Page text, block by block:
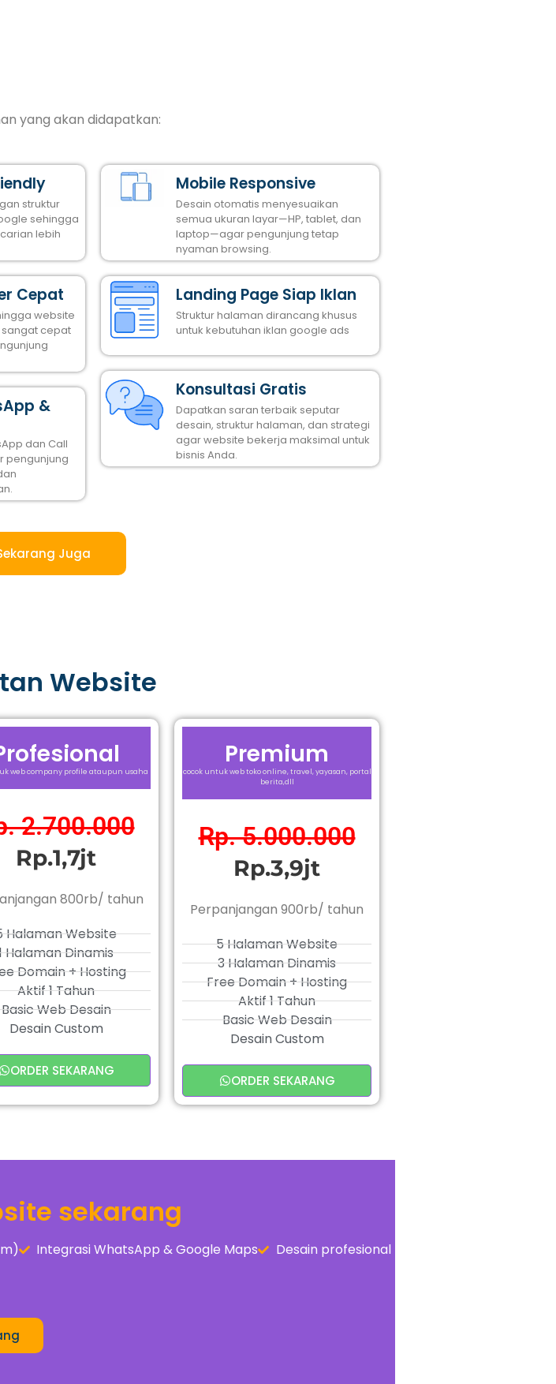
yang akan didapatkan:
struktur
sehingga
lebih
Cepat
website
cepat
&
dan Call
pengunjung
Mobile Responsive
Desain otomatis menyesuaikan
semua ukuran layar—HP, tablet, dan
laptop—agar pengunjung tetap
nyaman browsing.
Landing Page Siap Iklan
Struktur halaman dirancang khusus
untuk kebutuhan iklan google ads
Konsultasi Gratis
Dapatkan saran terbaik seputar
desain, struktur halaman, dan strategi
agar website bekerja maksimal untuk
bisnis Anda.
Juga
Website
web company profile ataupun usaha
2.700.000
Rp.1,7jt
800rb/ tahun
Halaman Website
Halaman Dinamis
Domain + Hosting
Aktif 1 Tahun
Basic Web Desain
Desain Custom
ORDER SEKARANG
Premium
cocok untuk web toko online, travel, yayasan, portal
berita,dll
Rp. 5.000.000
Rp.3,9jt
Perpanjangan 900rb/ tahun
5 Halaman Website
3 Halaman Dinamis
Free Domain + Hosting
Aktif 1 Tahun
Basic Web Desain
Desain Custom
ORDER SEKARANG
sekarang
Integrasi WhatsApp & Google Maps
Desain profesional